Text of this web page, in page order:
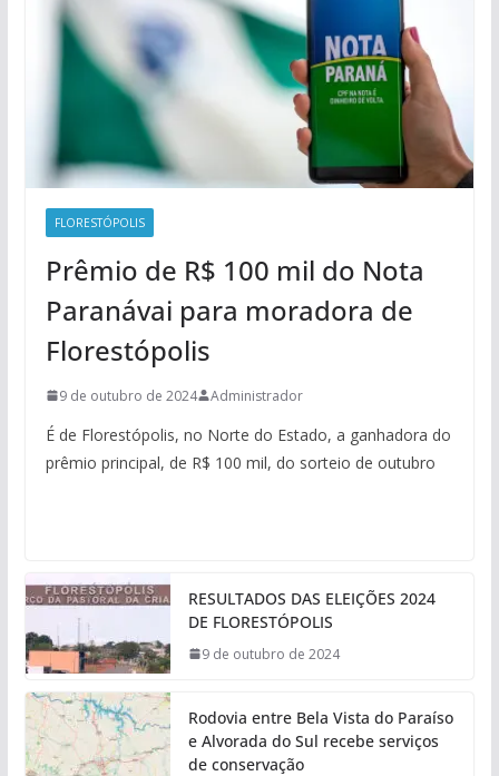
FLORESTÓPOLIS
Prêmio de R$ 100 mil do Nota
Paranávai para moradora de
Florestópolis
9 de outubro de 2024 Administrador
É de Florestópolis, no Norte do Estado, a ganhadora do
prêmio principal, de R$ 100 mil, do sorteio de outubro
RESULTADOS DAS ELEIÇÕES 2024
DE FLORESTÓPOLIS
9 de outubro de 2024
Rodovia entre Bela Vista do Paraíso
e Alvorada do Sul recebe serviços
de conservação